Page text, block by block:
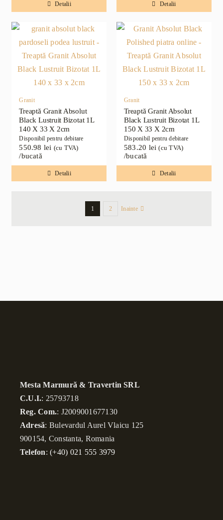
Detalii Detalii
Granit
Treaptă Granit Absolut
Black Lustruit Bizotat 1L
140 X 33 X 2cm
Disponibil pentru debitare
550.98 lei (cu TVA)
/bucată
Detalii
Granit
Treaptă Granit Absolut
Black Lustruit Bizotat 1L
150 X 33 X 2cm
Disponibil pentru debitare
583.20 lei (cu TVA)
/bucată
Detalii
1 2 Inainte
Mesta Marmură & Travertin SRL
C.U.I.: 25793718
Reg. Com.: J2009001677130
Adresă: Bulevardul Aurel Vlaicu 125
900154, Constanta, Romania
Telefon:(+40) 021 555 3979